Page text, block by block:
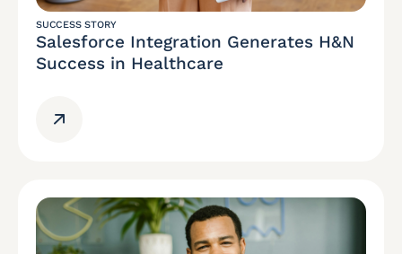
SUCCESS STORY
Salesforce Integration Generates H&N
Success in Healthcare